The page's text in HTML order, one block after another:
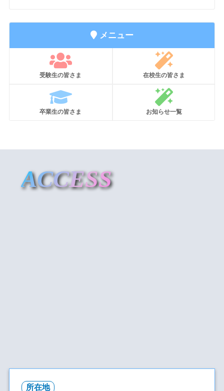
メニュー
受験生の皆さま 在校生の皆さま
卒業生の皆さま お知らせ一覧
ACCESS
所在地